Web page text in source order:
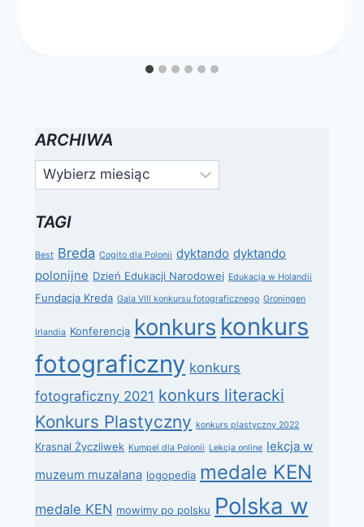
ARCHIWA
Archiwa
TAGI
Best Breda Cogito dla Polonii dyktando dyktando
polonijne Dzień Edukacji Narodowej Edukacja w Holandii
Fundacja Kreda Gala VIII konkursu fotograficznego Groningen
Irlandia Konferencja konkurs konkurs
fotograficzny konkurs
fotograficzny 2021 konkurs literacki
Konkurs Plastyczny konkurs plastyczny 2022
Krasnal Życzliwek Kumpel dla Polonii Lekcja online lekcja w
muzeum muzalana logopedia medale KEN
medale KEN mowimy po polsku Polska w